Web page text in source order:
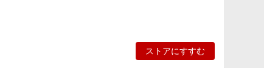
ストアにすすむ